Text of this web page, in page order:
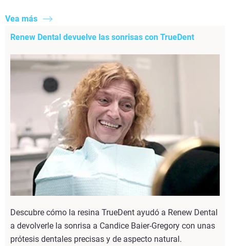
Vea más
Renew Dental devuelve las sonrisas con TrueDent
Descubre cómo la resina TrueDent ayudó a Renew Dental
a devolverle la sonrisa a Candice Baier-Gregory con unas
prótesis dentales precisas y de aspecto natural.